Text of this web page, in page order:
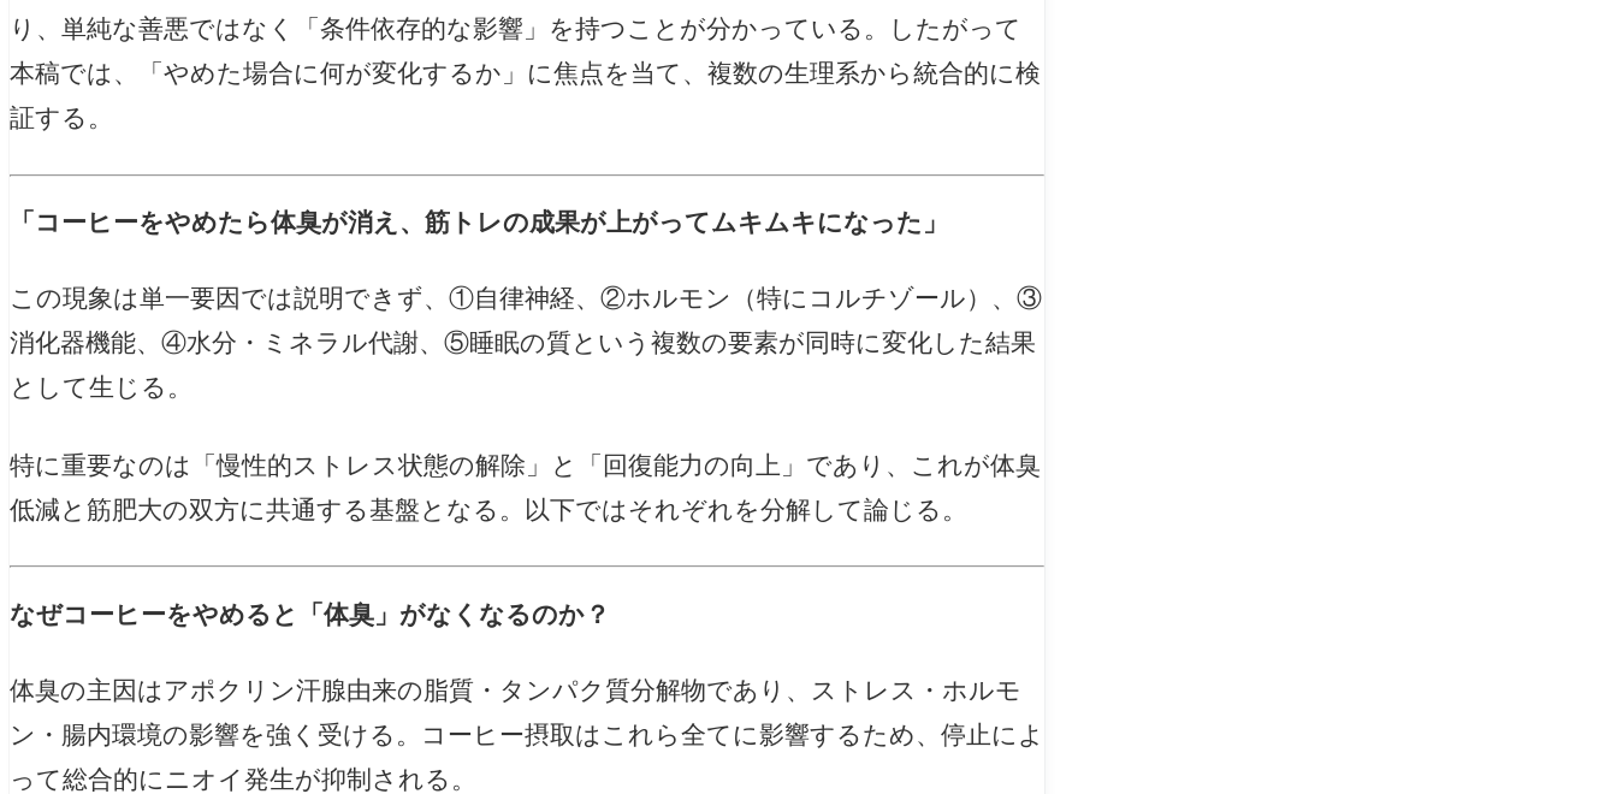
り、単純な善悪ではなく「条件依存的な影響」を持つことが分かっている。したがって
本稿では、「やめた場合に何が変化するか」に焦点を当て、複数の生理系から統合的に検
証する。
「コーヒーをやめたら体臭が消え、筋トレの成果が上がってムキムキになった」
この現象は単一要因では説明できず、①自律神経、②ホルモン（特にコルチゾール）、③
消化器機能、④水分・ミネラル代謝、⑤睡眠の質という複数の要素が同時に変化した結果
として生じる。
特に重要なのは「慢性的ストレス状態の解除」と「回復能力の向上」であり、これが体臭
低減と筋肥大の双方に共通する基盤となる。以下ではそれぞれを分解して論じる。
なぜコーヒーをやめると「体臭」がなくなるのか？
体臭の主因はアポクリン汗腺由来の脂質・タンパク質分解物であり、ストレス・ホルモ
ン・腸内環境の影響を強く受ける。コーヒー摂取はこれら全てに影響するため、停止によ
って総合的にニオイ発生が抑制される。